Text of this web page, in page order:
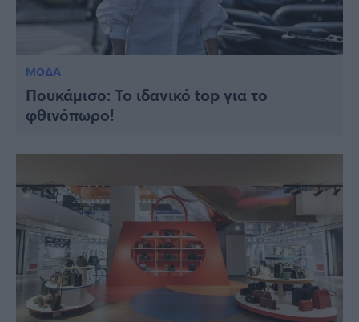
ΜΟΔΑ
Πουκάμισο: To ιδανικό top για το
φθινόπωρο!